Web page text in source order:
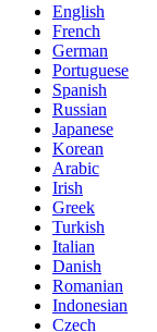
English
French
German
Portuguese
Spanish
Russian
Japanese
Korean
Arabic
Irish
Greek
Turkish
Italian
Danish
Romanian
Indonesian
Czech